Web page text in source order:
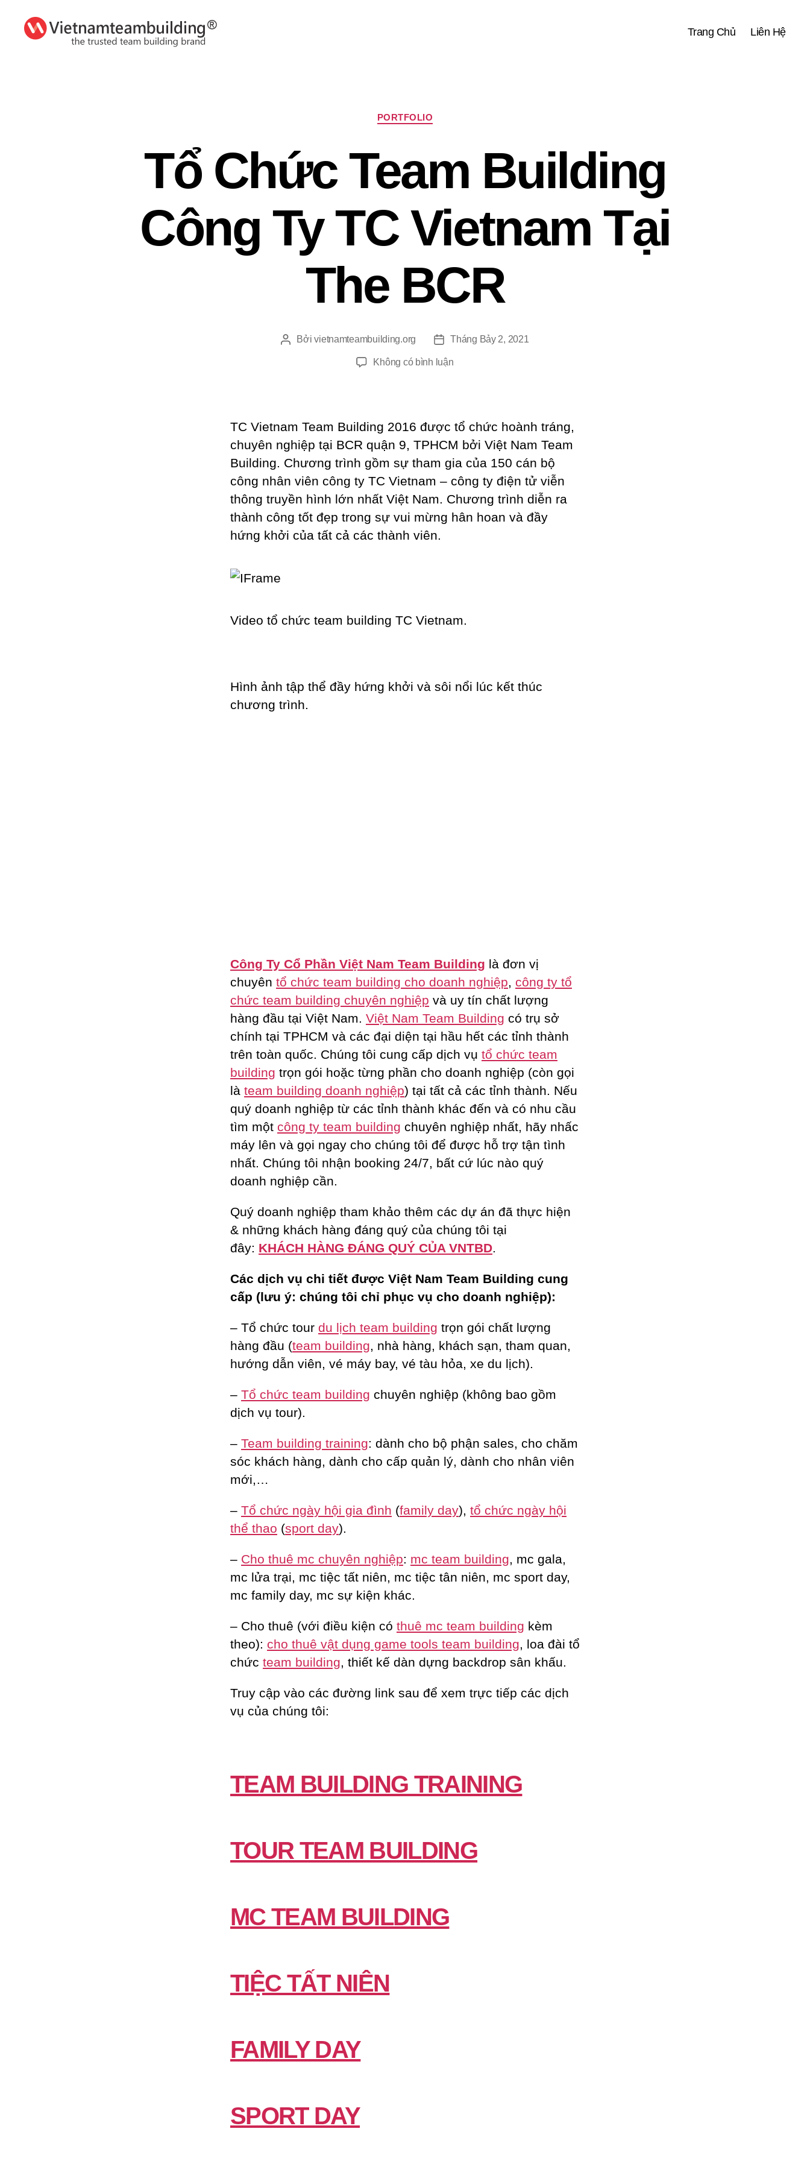
Trang Chủ Liên Hệ
Chuyên
mục
PORTFOLIO
Tổ Chức Team Building
Công Ty TC Vietnam Tại
The BCR
TácBởivietnamteambuilding.org
NgàyTháng Bảy 2, 2021
Không có bình luậnở
Building
Công
Ty
TC
Vietnam
The
BCR
TC Vietnam Team Building 2016 được tổ chức hoành tráng,
chuyên nghiệp tại BCR quận 9, TPHCM bởi Việt Nam Team
Building. Chương trình gồm sự tham gia của 150 cán bộ
công nhân viên công ty TC Vietnam – công ty điện tử viễn
thông truyền hình lớn nhất Việt Nam. Chương trình diễn ra
thành công tốt đẹp trong sự vui mừng hân hoan và đầy
hứng khởi của tất cả các thành viên.
Video tổ chức team building TC Vietnam.
Hình ảnh tập thể đầy hứng khởi và sôi nổi lúc kết thúc
chương trình.
Công Ty Cổ Phần Việt Nam Team Building là đơn vị
chuyên tổ chức team building cho doanh nghiệp
công ty tổ
chức team building chuyên nghiệp và uy tín chất lượng
hàng đầu tại Việt Nam. Việt Nam Team Building có trụ sở
chính tại TPHCM và các đại diện tại hầu hết các tỉnh thành
trên toàn quốc. Chúng tôi cung cấp dịch vụ tổ chức team
building trọn gói hoặc từng phần cho doanh nghiệp (còn gọi
là team building doanh nghiệp) tại tất cả các tỉnh thành. Nếu
quý doanh nghiệp từ các tỉnh thành khác đến và có nhu cầu
tìm một công ty team building chuyên nghiệp nhất, hãy nhấc
máy lên và gọi ngay cho chúng tôi để được hỗ trợ tận tình
nhất. Chúng tôi nhận booking 24/7, bất cứ lúc nào quý
doanh nghiệp cần.
Quý doanh nghiệp tham khảo thêm các dự án đã thực hiện
& những khách hàng đáng quý của chúng tôi tại
đây: KHÁCH HÀNG ĐÁNG QUÝ CỦA VNTBD
Các dịch vụ chi tiết được Việt Nam Team Building cung
cấp (lưu ý: chúng tôi chỉ phục vụ cho doanh nghiệp):
– Tổ chức tour du lịch team building trọn gói chất lượng
hàng đầu (team building , nhà hàng, khách sạn, tham quan,
hướng dẫn viên, vé máy bay, vé tàu hỏa, xe du lịch).
– Tổ chức team building chuyên nghiệp (không bao gồm
dịch vụ tour).
– Team building training: dành cho bộ phận sales, cho chăm
sóc khách hàng, dành cho cấp quản lý, dành cho nhân viên
mới,…
– Tổ chức ngày hội gia đình (family day), tổ chức ngày hội
thể thao (sport day).
– Cho thuê mc chuyên nghiệp: mc team building , mc gala,
mc lửa trại, mc tiệc tất niên, mc tiệc tân niên, mc sport day,
mc family day, mc sự kiện khác.
– Cho thuê (với điều kiện có thuê mc team building kèm
theo): cho thuê vật dụng game tools team building , loa đài tổ
chức team building , thiết kế dàn dựng backdrop sân khấu.
Truy cập vào các đường link sau để xem trực tiếp các dịch
vụ của chúng tôi:
TEAM BUILDING TRAINING
TOUR TEAM BUILDING
MC TEAM BUILDING
TIỆC TẤT NIÊN
FAMILY DAY
SPORT DAY